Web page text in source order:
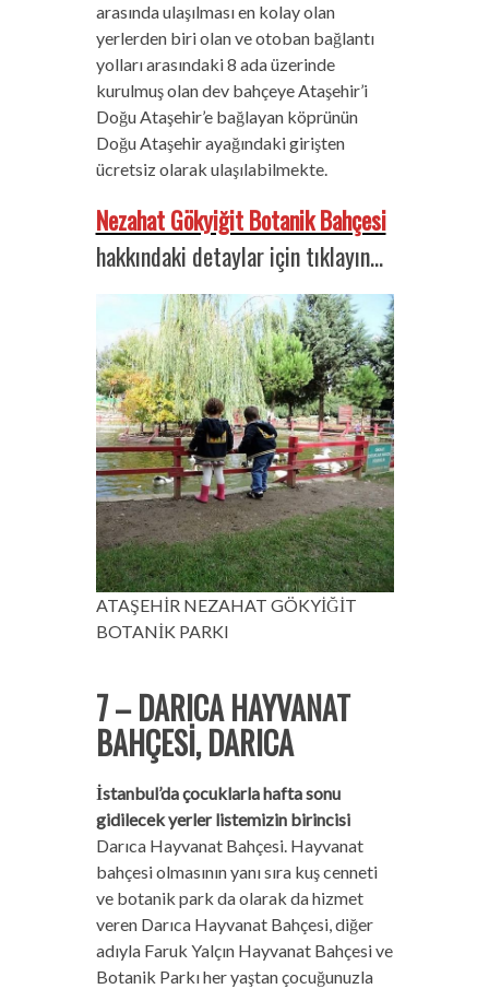
arasında ulaşılması en kolay olan
yerlerden biri olan ve otoban bağlantı
yolları arasındaki 8 ada üzerinde
kurulmuş olan dev bahçeye Ataşehir’i
Doğu Ataşehir’e bağlayan köprünün
Doğu Ataşehir ayağındaki girişten
ücretsiz olarak ulaşılabilmekte.
Nezahat Gökyiğit Botanik Bahçesi
hakkındaki detaylar için tıklayın…
ATAŞEHİR NEZAHAT GÖKYİĞİT
BOTANİK PARKI
7 – DARICA HAYVANAT
BAHÇESİ, DARICA
İstanbul’da çocuklarla hafta sonu
gidilecek yerler listemizin birincisi
Darıca Hayvanat Bahçesi. Hayvanat
bahçesi olmasının yanı sıra kuş cenneti
ve botanik park da olarak da hizmet
veren Darıca Hayvanat Bahçesi, diğer
adıyla Faruk Yalçın Hayvanat Bahçesi ve
Botanik Parkı her yaştan çocuğunuzla